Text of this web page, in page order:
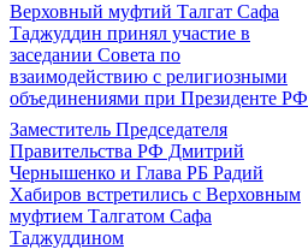
Верховный муфтий Талгат Сафа
Таджуддин принял участие в
заседании Совета по
взаимодействию с религиозными
объединениями при Президенте РФ
Заместитель Председателя
Правительства РФ Дмитрий
Чернышенко и Глава РБ Радий
Хабиров встретились с Верховным
муфтием Талгатом Сафа
Таджуддином